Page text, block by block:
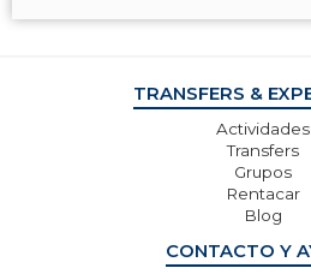
TRANSFERS &
Actividades
Transfers
Grupos
Rentacar
Blog
CONTACTO Y